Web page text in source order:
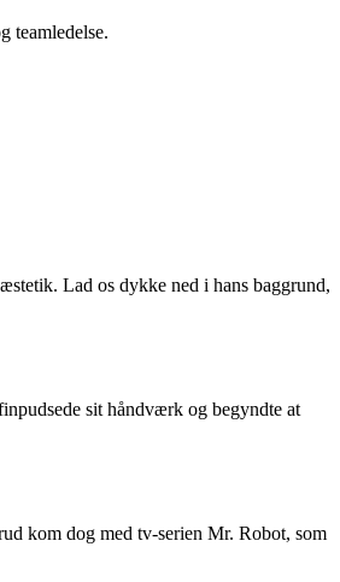
teamledelse.
Lad os dykke ned i hans baggrund,
sit håndværk og begyndte at
kom dog med tv-serien Mr. Robot, som